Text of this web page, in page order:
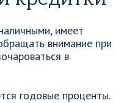
имеет
внимание при
в
годовые проценты.